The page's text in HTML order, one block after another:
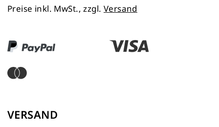
Preise inkl. MwSt., zzgl. Versand
VERSAND